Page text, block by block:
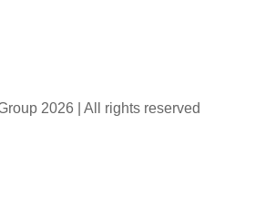
2026 | All rights reserved